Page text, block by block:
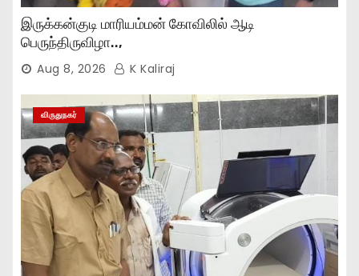
இருக்கன்குடி மாரியம்மன் கோவிலில் ஆடி
பெருந்திருவிழா..,
Aug 8, 2026 K Kaliraj
விருதுநகர்